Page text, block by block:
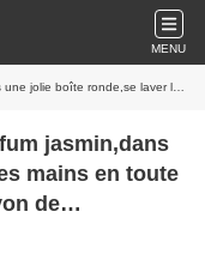
MENU
de voyage,savon de poche,hygiène propreté anti bactérien
jasmin,dans
mains en toute
de